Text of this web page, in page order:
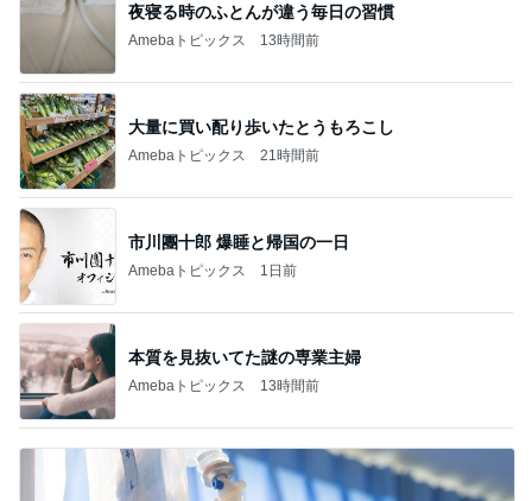
夜寝る時のふとんが違う毎日の習慣
Amebaトピックス 13時間前
大量に買い配り歩いたとうもろこし
Amebaトピックス 21時間前
市川團十郎 爆睡と帰国の一日
Amebaトピックス 1日前
本質を見抜いてた謎の専業主婦
Amebaトピックス 13時間前